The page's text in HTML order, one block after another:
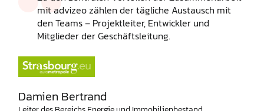
mit advizeo zählen der tägliche Austausch mit
den Teams – Projektleiter, Entwickler und
Mitglieder der Geschäftsleitung.
Damien Bertrand